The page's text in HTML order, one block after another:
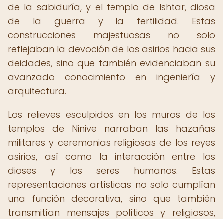
de la sabiduría, y el templo de Ishtar, diosa
de la guerra y la fertilidad. Estas
construcciones majestuosas no solo
reflejaban la devoción de los asirios hacia sus
deidades, sino que también evidenciaban su
avanzado conocimiento en ingeniería y
arquitectura.
Los relieves esculpidos en los muros de los
templos de Ninive narraban las hazañas
militares y ceremonias religiosas de los reyes
asirios, así como la interacción entre los
dioses y los seres humanos. Estas
representaciones artísticas no solo cumplían
una función decorativa, sino que también
transmitían mensajes políticos y religiosos,